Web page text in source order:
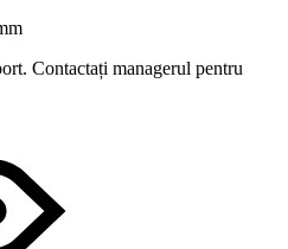
Contactați managerul pentru